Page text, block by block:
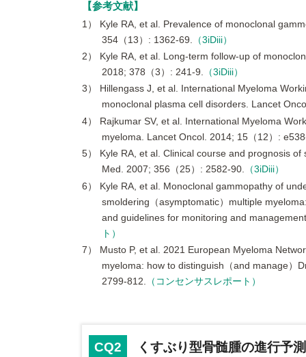
参考文献
1） Kyle RA, et al. Prevalence of monoclonal
354（13）: 1362-69.
（3iDiii）
2） Kyle RA, et al. Long-term follow-up of
2018; 378（3）: 241-9.
（3iDiii）
3） Hillengass J, et al. International Myeloma
monoclonal plasma cell disorders. Lancet
4） Rajkumar SV, et al. International Myeloma
myeloma. Lancet Oncol. 2014; 15（12）:
5） Kyle RA, et al. Clinical course and prognosis
Med. 2007; 356（25）: 2582-90. （3iDiii）
6） Kyle RA, et al. Monoclonal gammopathy of
smoldering（asymptomatic）multiple
and guidelines for monitoring and
ト）
7） Musto P, et al. 2021 European Myeloma
myeloma: how to distinguish（and manage）
2799-812. （コンセンサスレポート）
CQ2 くすぶり型骨髄腫の進行予